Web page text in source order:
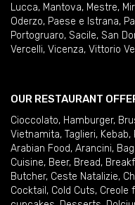
Lucca, Mantova, Mestre,
Oderzo, Paese e Istrana,
Portogruaro, Sacile, San
Vercelli, Vicenza, Vittorio
OUR RESTAURANT
Cioccolato, Hamburger,
Vietnamita, Taglieri, Kebab,
Arabian Food, Arancini,
Cuisine, Beer, Bread,
Butcher, Ceste Natalizie,
Cocktail , Cold Cuts, Creole